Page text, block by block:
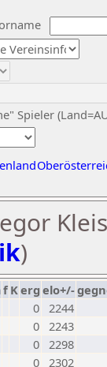
Spieler
)
f Kerg elo+/-
0 2244
0 2243
0 2298
0 2302